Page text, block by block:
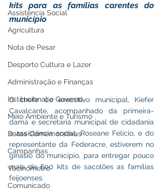
Assistência Social
Agricultura
Nota de Pesar
Desporto Cultura e Lazer
Administração e Finanças
Institucional e Governo
Meio Ambiente e Turismo
Datas Comemorativas
Campanhas
Vacinômetro
Comunicado
kits para as famílias carentes do
município
O chefe do executivo municipal, Kiefer
Cavalcante, acompanhado da primeira-
dama e secretária municipal de cidadania
e assistência social, Roseane Felício, e do
representante da Federacre, estiverem no
ginásio do município, para entregar pouco
mais de 600 kits de sacolões as famílias
feijoenses.